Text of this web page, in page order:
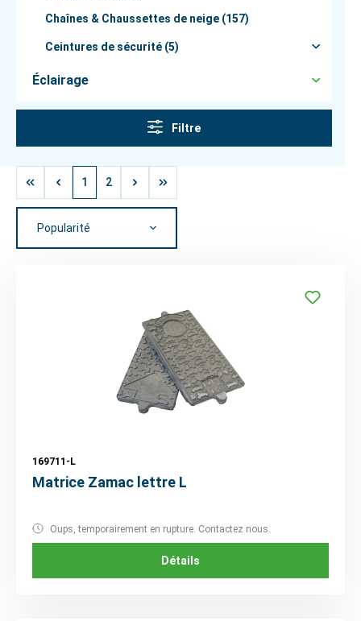
Chaînes & Chaussettes de neige (157)
Ceintures de sécurité (5)
Éclairage
Filtre
1 2
169711-L
Matrice Zamac lettre L
Oups, temporairement en rupture. Contactez nous.
Détails